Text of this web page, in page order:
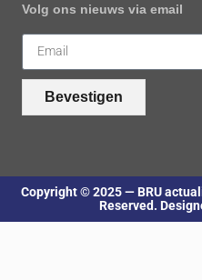
Volg ons nieuws via email
Bevestigen
Copyright © 2025 — BRU
Reserved.